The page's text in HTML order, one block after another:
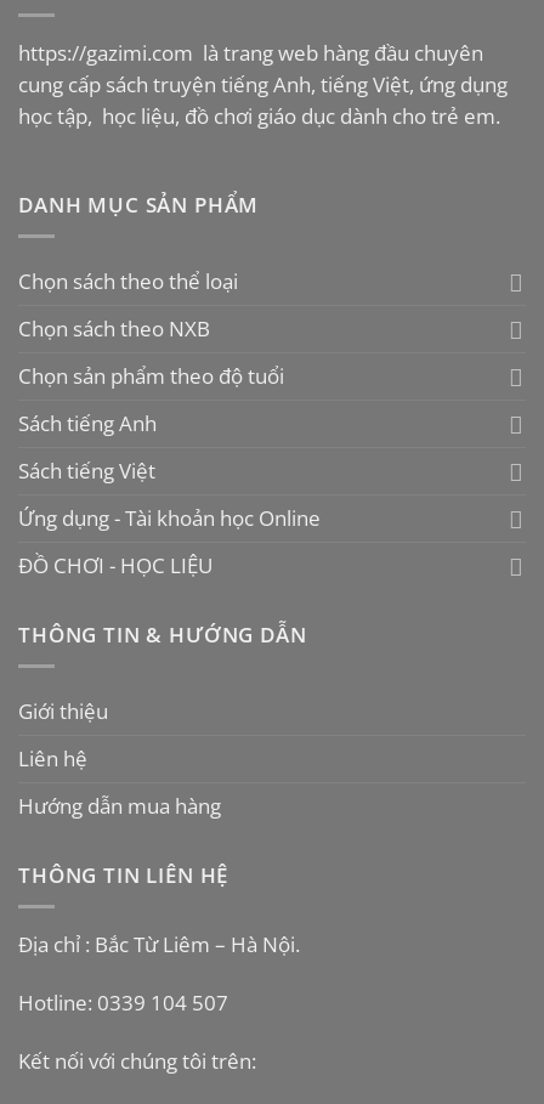
chọn
có
thể
được
trên
trang
phẩm
https://gazimi.com là trang web hàng đầu chuyên
cung cấp sách truyện tiếng Anh, tiếng Việt, ứng dụng
học tập, học liệu, đồ chơi giáo dục dành cho trẻ em.
DANH MỤC SẢN PHẨM
Chọn sách theo thể loại
Chọn sách theo NXB
Chọn sản phẩm theo độ tuổi
Sách tiếng Anh
Sách tiếng Việt
Ứng dụng - Tài khoản học Online
ĐỒ CHƠI - HỌC LIỆU
THÔNG TIN & HƯỚNG DẪN
Giới thiệu
Liên hệ
Hướng dẫn mua hàng
THÔNG TIN LIÊN HỆ
Địa chỉ : Bắc Từ Liêm – Hà Nội.
Hotline: 0339 104 507
Kết nối với chúng tôi trên: